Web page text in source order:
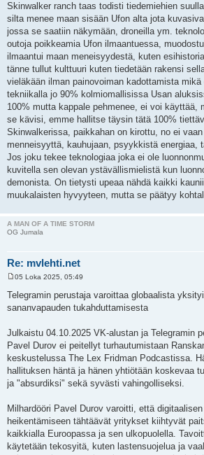
Skinwalker ranch taas todisti tiedemiehien
silta menee maan sisään Ufon alta jota
jossa se saatiin näkymään, droneilla ym.
outoja poikkeamia Ufon ilmaantuessa,
ilmaantui maan meneisyydestä, kuten
tänne tullut kulttuuri kuten tiedetään rakensi
vieläkään ilman painovoiman kadottamista
tekniikalla jo 90% kolmiomallisissa Usan
100% mutta kappale pehmenee, ei voi käyttää,
se kävisi, emme hallitse täysin tätä 100%
Skinwalkerissa, paikkahan on kirottu, no ei
menneisyyttä, kauhujaan, psyykkistä energiaa,
Jos joku tekee teknologiaa joka ei ole
kuvitella sen olevan ystävällismielistä kun
demonista. On tietysti upeaa nähdä kaikki
muukalaisten hyvyyteen, mutta se päätyy
A MAN OF A TIME STORM
OG Jumala
Re: mvlehti.net
e
s
05 Loka 2025, 05:49
Telegramin perustaja varoittaa globaalista
sananvapauden tukahduttamisesta
Julkaistu 04.10.2025 VK-alustan ja Telegramin
Pavel Durov ei peitellyt turhautumistaan
keskustelussa The Lex Fridman Podcastissa.
hallituksen häntä ja hänen yhtiötään koskevaa
ja "absurdiksi" sekä syvästi vahingolliseksi.
Milhardööri Pavel Durov varoitti, että
heikentämiseen tähtäävät yritykset kiihtyvät
kaikkialla Euroopassa ja sen ulkopuolella.
käytetään tekosyitä, kuten lastensuojelua ja